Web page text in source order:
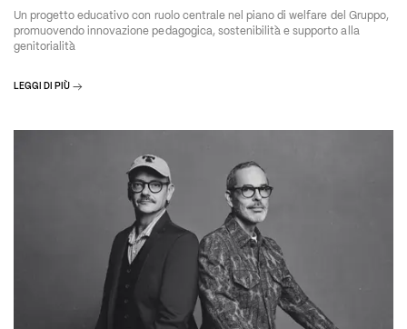
Un progetto educativo con ruolo centrale nel piano di welfare del Gruppo,
promuovendo innovazione pedagogica, sostenibilità e supporto alla
genitorialità
LEGGI DI PIÙ